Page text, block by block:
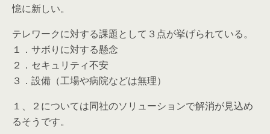
憶に新しい。
テレワークに対する課題として３点が挙げられている。
１．サボりに対する懸念
２．セキュリティ不安
３．設備（工場や病院などは無理）
１、２については同社のソリューションで解消が見込め
るそうです。